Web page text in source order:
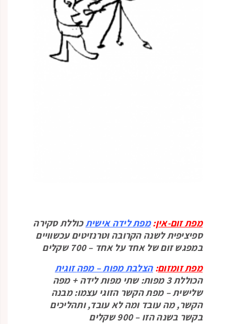
מפת זום-אין:מפת לידה אישיתכוללת סקירה
ספיציפית לשנה הקרובה וטרנזיטים עכשוויים
במפגש זום של אחד על אחד – 700 שקלים
מפת זומזום:הצלבת מפות – מפהזוגית
הכוללת 3 מפות: שתי מפות לידה + מפה
שלישית – מפת הקשר הזוגי עצמו: מבנה
הקשר, מה עובד ומה לא עובד, ותהליכים
בקשר בשנה הזו – 900 שקלים